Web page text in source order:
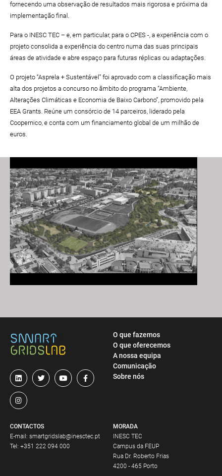
fornecendo uma observação de resultados mais rigorosa e próxima da
implementação final.
Para o INESC TEC – e, em particular, para o CPES -, a experiência com o
projeto consolida a experiência do centro numa das suas principais
áreas de atividade e abre espaço para futuras réplicas ou adaptações.
O projeto “Asprela + Sustentável” foi aprovado com a classificação mais
alta dos projetos a concurso no âmbito do programa “Ambiente,
Alterações Climáticas e Economia de Baixo Carbono”, promovido pela
EEA Grants. Reúne um consórcio de 14 parceiros, liderado pela
Coopernico, e conta com um financiamento global de um milhão de
euros.
MORADA
INESC TEC
Campus da FEUP
Rua Dr. Roberto Frias
4200 - 465 Porto
CONTACTOS
E-mail: smartgridslab@inesctec.pt
Tel: +351 222 094 000
O que fazemos
O que oferecemos
A nossa equipa
Comunicação
Sobre nós